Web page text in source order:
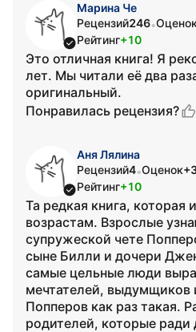
Марина Че
Рецензий246•
Рейтинг+10
Это отличная книга! Я
лет. Мы читали её два
оригинальный.
Понравилась рецензия?
Аня Лялина
Рецензий4•Оценок
Рейтинг+10
Та редкая книга, которая
возрастам. Взрослые
супружеской чете
сыне Билли и дочери
самые цельные люди
мечтателей, выдумщиков
Попперов как раз такая.
родителей, которые ради